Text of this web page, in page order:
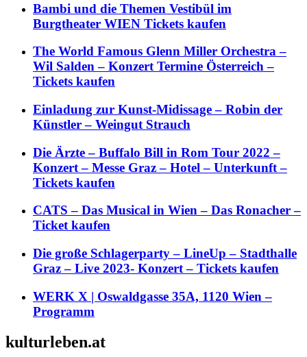
Bambi und die Themen Vestibül im
Burgtheater WIEN Tickets kaufen
The World Famous Glenn Miller Orchestra –
Wil Salden – Konzert Termine Österreich –
Tickets kaufen
Einladung zur Kunst-Midissage – Robin der
Künstler – Weingut Strauch
Die Ärzte – Buffalo Bill in Rom Tour 2022 –
Konzert – Messe Graz – Hotel – Unterkunft –
Tickets kaufen
CATS – Das Musical in Wien – Das Ronacher –
Ticket kaufen
Die große Schlagerparty – LineUp – Stadthalle
Graz – Live 2023- Konzert – Tickets kaufen
WERK X | Oswaldgasse 35A, 1120 Wien –
Programm
kulturleben.at